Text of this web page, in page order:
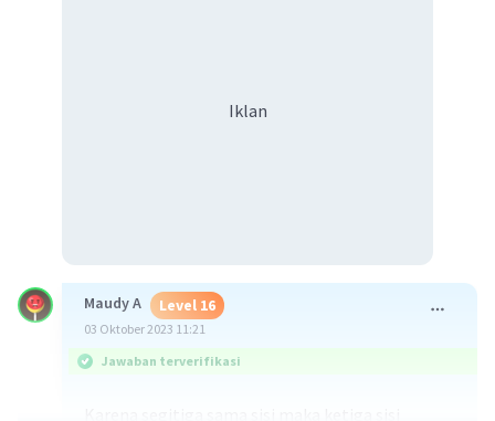
Iklan
Maudy A Level 16
03 Oktober 2023 11:21
Jawaban terverifikasi